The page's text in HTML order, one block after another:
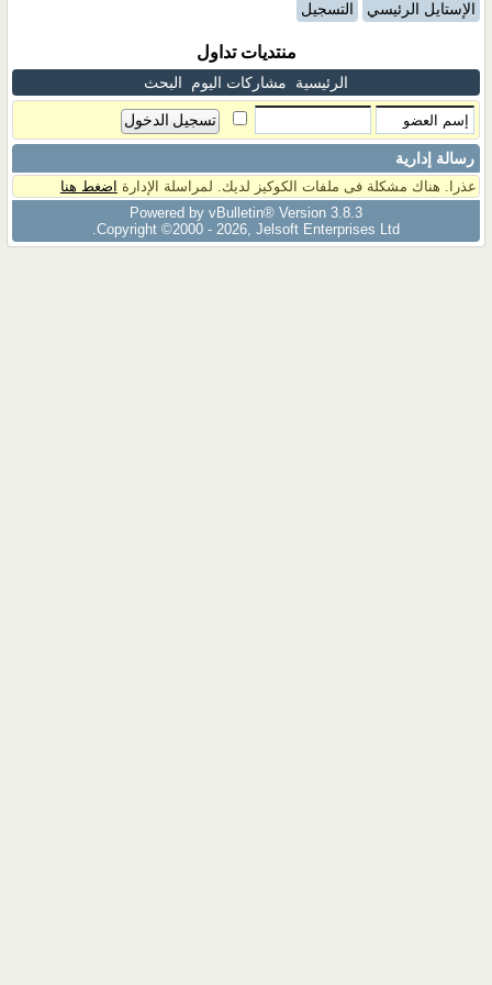
الإستايل الرئيسي التسجيل
منتديات تداول
الرئيسية مشاركات اليوم البحث
رسالة إدارية
عذرا. هناك مشكلة فى ملفات الكوكيز لديك. لمراسلة الإدارة اضغط هنا
Powered by vBulletin® Version 3.8.3
Copyright ©2000 - 2026, Jelsoft Enterprises Ltd.